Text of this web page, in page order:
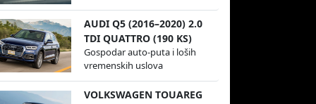
AUDI Q5 (2016–2020) 2.0
TDI QUATTRO (190 KS)
Gospodar auto-puta i loših
vremenskih uslova
VOLKSWAGEN TOUAREG